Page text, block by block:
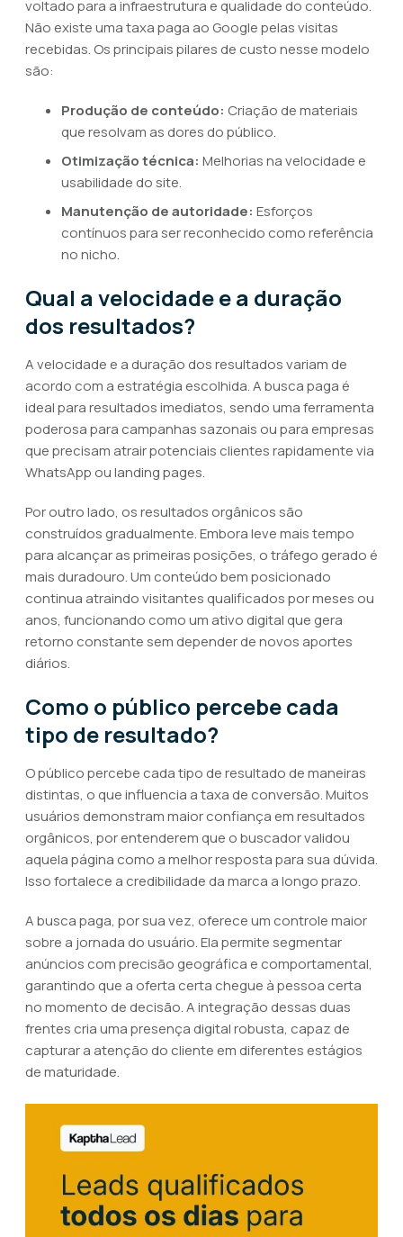
voltado para a infraestrutura e qualidade do conteúdo.
Não existe uma taxa paga ao Google pelas visitas
recebidas. Os principais pilares de custo nesse modelo
são:
Produção de conteúdo: Criação de materiais
que resolvam as dores do público.
Otimização técnica: Melhorias na velocidade e
usabilidade do site.
Manutenção de autoridade: Esforços
contínuos para ser reconhecido como referência
no nicho.
Qual a velocidade e a duração
dos resultados?
A velocidade e a duração dos resultados variam de
acordo com a estratégia escolhida. A busca paga é
ideal para resultados imediatos, sendo uma ferramenta
poderosa para campanhas sazonais ou para empresas
que precisam atrair potenciais clientes rapidamente via
WhatsApp ou landing pages.
Por outro lado, os resultados orgânicos são
construídos gradualmente. Embora leve mais tempo
para alcançar as primeiras posições, o tráfego gerado é
mais duradouro. Um conteúdo bem posicionado
continua atraindo visitantes qualificados por meses ou
anos, funcionando como um ativo digital que gera
retorno constante sem depender de novos aportes
diários.
Como o público percebe cada
tipo de resultado?
O público percebe cada tipo de resultado de maneiras
distintas, o que influencia a taxa de conversão. Muitos
usuários demonstram maior confiança em resultados
orgânicos, por entenderem que o buscador validou
aquela página como a melhor resposta para sua dúvida.
Isso fortalece a credibilidade da marca a longo prazo.
A busca paga, por sua vez, oferece um controle maior
sobre a jornada do usuário. Ela permite segmentar
anúncios com precisão geográfica e comportamental,
garantindo que a oferta certa chegue à pessoa certa
no momento de decisão. A integração dessas duas
frentes cria uma presença digital robusta, capaz de
capturar a atenção do cliente em diferentes estágios
de maturidade.